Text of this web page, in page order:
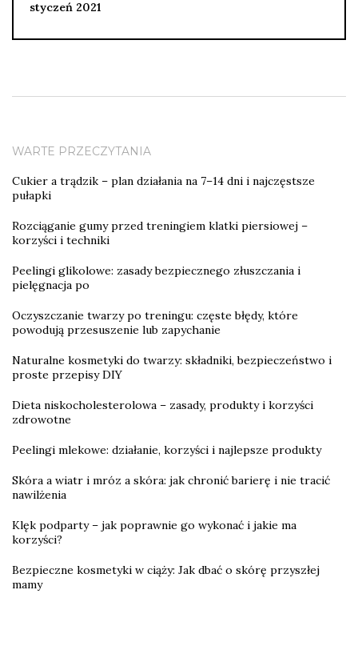
styczeń 2021
WARTE PRZECZYTANIA
Cukier a trądzik – plan działania na 7–14 dni i najczęstsze
pułapki
Rozciąganie gumy przed treningiem klatki piersiowej –
korzyści i techniki
Peelingi glikolowe: zasady bezpiecznego złuszczania i
pielęgnacja po
Oczyszczanie twarzy po treningu: częste błędy, które
powodują przesuszenie lub zapychanie
Naturalne kosmetyki do twarzy: składniki, bezpieczeństwo i
proste przepisy DIY
Dieta niskocholesterolowa – zasady, produkty i korzyści
zdrowotne
Peelingi mlekowe: działanie, korzyści i najlepsze produkty
Skóra a wiatr i mróz a skóra: jak chronić barierę i nie tracić
nawilżenia
Klęk podparty – jak poprawnie go wykonać i jakie ma
korzyści?
Bezpieczne kosmetyki w ciąży: Jak dbać o skórę przyszłej
mamy